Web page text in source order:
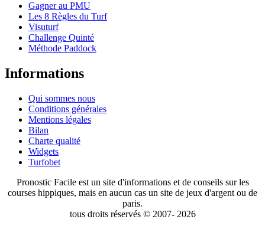
Gagner au PMU
Les 8 Règles du Turf
Visuturf
Challenge Quinté
Méthode Paddock
Informations
Qui sommes nous
Conditions générales
Mentions légales
Bilan
Charte qualité
Widgets
Turfobet
Pronostic Facile est un site d'informations et de conseils sur les
courses hippiques, mais en aucun cas un site de jeux d'argent ou de
paris.
tous droits réservés © 2007- 2026